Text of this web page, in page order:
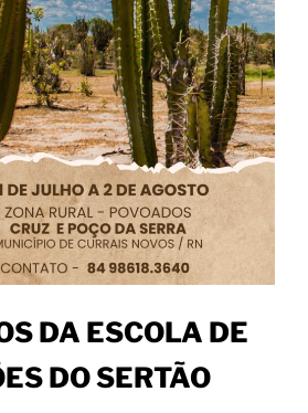
DA ESCOLA DE
DO SERTÃO